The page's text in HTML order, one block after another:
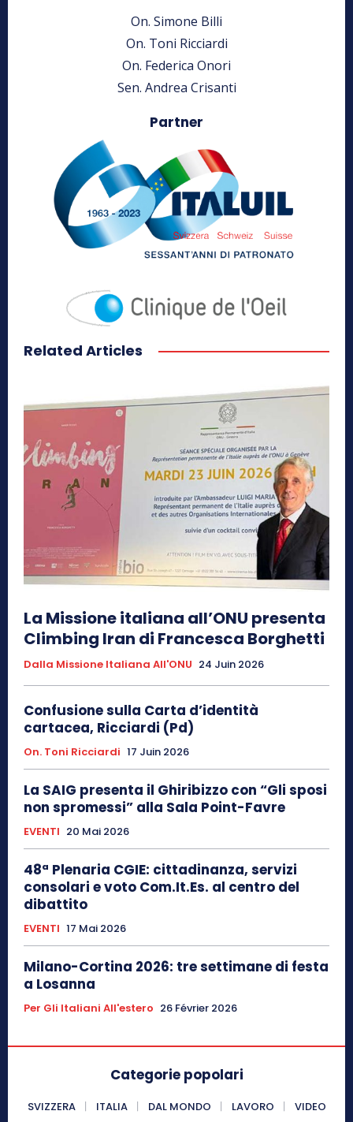
On. Simone Billi
On. Toni Ricciardi
On. Federica Onori
Sen. Andrea Crisanti
Partner
Related Articles
La Missione italiana all’ONU presenta
Climbing Iran di Francesca Borghetti
Dalla Missione Italiana All'ONU 24 Juin 2026
Confusione sulla Carta d’identità
cartacea, Ricciardi (Pd)
On. Toni Ricciardi 17 Juin 2026
La SAIG presenta il Ghiribizzo con “Gli sposi
non spromessi” alla Sala Point-Favre
EVENTI 20 Mai 2026
48ª Plenaria CGIE: cittadinanza, servizi
consolari e voto Com.It.Es. al centro del
dibattito
EVENTI 17 Mai 2026
Milano-Cortina 2026: tre settimane di festa
a Losanna
Per Gli Italiani All'estero 26 Février 2026
Categorie popolari
SVIZZERA ITALIA DAL MONDO LAVORO
VIDEO